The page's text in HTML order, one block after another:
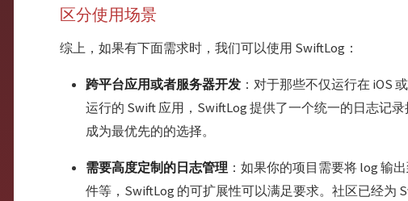
区分使用场景
综上，如果有下面需求时，我们可以使用 SwiftLog：
跨平台应用或者服务器开发：对于那些不仅运行在 iOS
运行的 Swift 应用，SwiftLog 提供了一个统一的日志记
成为最优先的的选择。
需要高度定制的日志管理 ：如果你的项目需要将 log 输
件等，SwiftLog 的可扩展性可以满足要求。社区已经为